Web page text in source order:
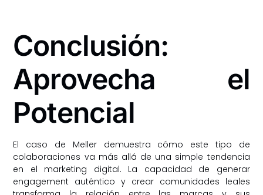
Conclusión:
Aprovecha el
Potencial
El caso de Meller demuestra cómo este tipo de
colaboraciones va más allá de una simple tendencia
en el marketing digital. La capacidad de generar
engagement auténtico y crear comunidades leales